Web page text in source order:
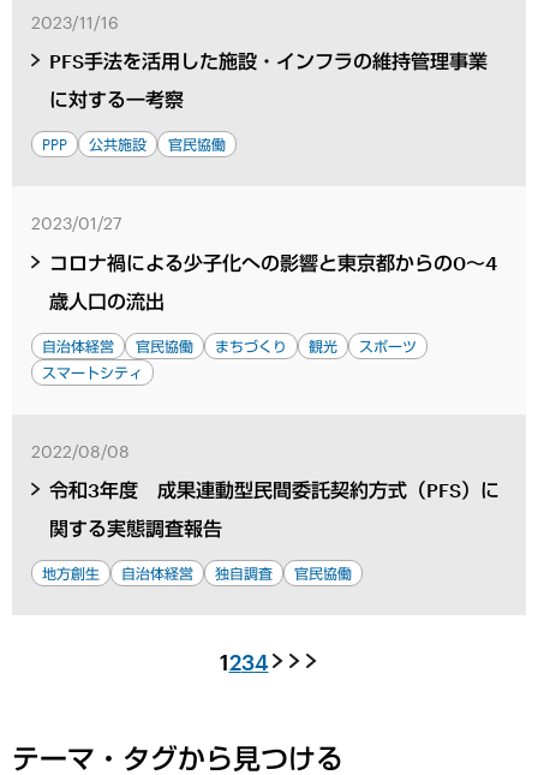
2023/11/16
PFS手法を活用した施設・インフラの維持管理事業
に対する一考察
PPP 公共施設 官民協働
2023/01/27
コロナ禍による少子化への影響と東京都からの0～4
歳人口の流出
自治体経営 官民協働 まちづくり 観光
スポーツ
スマートシティ
2022/08/08
令和3年度 成果連動型民間委託契約方式（PFS）に
関する実態調査報告
地方創生 自治体経営 独自調査 官民協働
1234
テーマ・タグから見つける